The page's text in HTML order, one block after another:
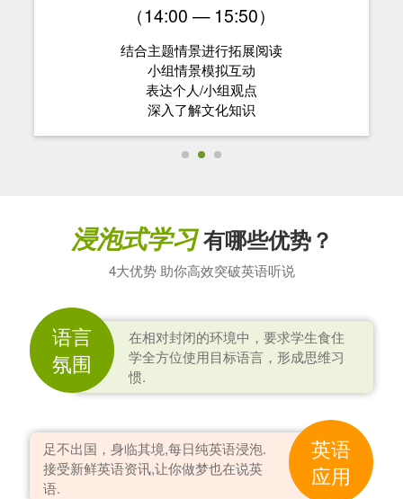
（14:00 — 15:50）
结合主题情景进行拓展阅读
小组情景模拟互动
表达个人/小组观点
深入了解文化知识
浸泡式学习有哪些优势？
4大优势 助你高效突破英语听说
语言
氛围
在相对封闭的环境中，要求学生食住
学全方位使用目标语言，形成思维习
惯.
英语
应用
足不出国，身临其境,每日纯英语浸泡.
接受新鲜英语资讯,让你做梦也在说英
语.